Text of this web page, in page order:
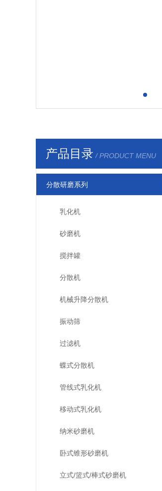
产品目录 / PRODUCT MENU
分散研磨系列
乳化机
砂磨机
搅拌罐
分散机
机械升降分散机
振动筛
过滤机
蝶式分散机
管线式乳化机
移动式乳化机
纳米砂磨机
卧式锥形砂磨机
立式/篮式/棒式砂磨机